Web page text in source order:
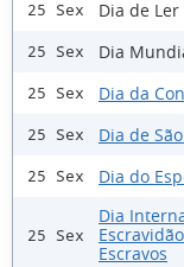
25 Sex Dia de Ler
25 Sex Dia
25 Sex Dia da
25 Sex Dia de
25 Sex Dia do
25 Sex
Dia
Escravos